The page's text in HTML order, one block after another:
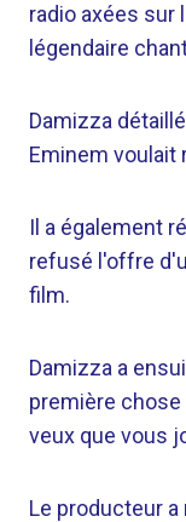
radio axées sur
légendaire
Damizza
Eminem voulait
Il a également
refusé l'offre
film.
Damizza a
première chose
veux que vous
Le producteur a